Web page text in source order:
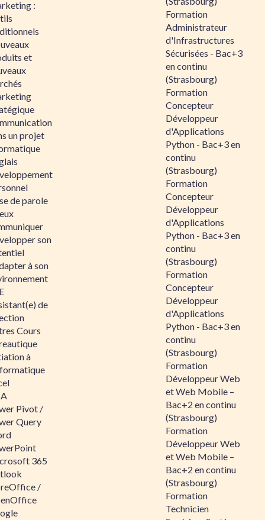
:
et
un projet
de parole
son
à son
de
Cours
à
Pivot /
Query
365
/
Formation
Administrateur
d'Infrastructures
Sécurisées - Bac+3
en continu
(Strasbourg)
Formation
Concepteur
Développeur
d'Applications
Python - Bac+3 en
continu
(Strasbourg)
Formation
Concepteur
Développeur
d'Applications
Python - Bac+3 en
continu
(Strasbourg)
Formation
Concepteur
Développeur
d'Applications
Python - Bac+3 en
continu
(Strasbourg)
Formation
Développeur Web
et Web Mobile –
Bac+2 en continu
(Strasbourg)
Formation
Développeur Web
et Web Mobile –
Bac+2 en continu
(Strasbourg)
Formation
Technicien